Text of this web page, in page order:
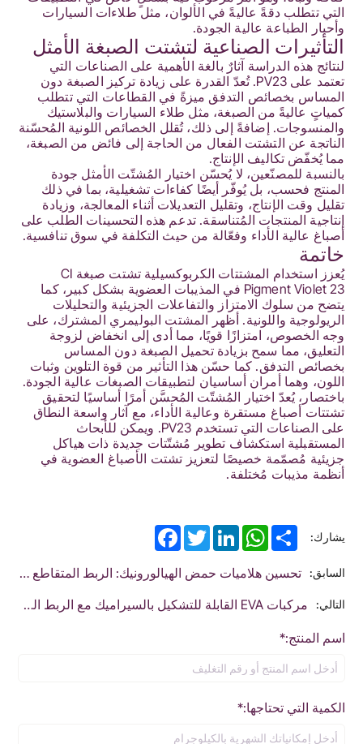
التي تتطلب دقةً عاليةً في الألوان، مثل طلاءات السيارات
وأحبار الطباعة عالية الجودة.
التأثيرات الصناعية لتشتت الصبغة الأمثل
لنتائج هذه الدراسة آثارٌ بالغة الأهمية على الصناعات التي
تعتمد على PV23. تُعدّ القدرة على زيادة تركيز الصبغة دون
المساس بخصائص التدفق ميزةً في القطاعات التي تتطلب
كمياتٍ عاليةً من الصبغة، مثل طلاء السيارات والبلاستيك
والمنسوجات. إضافةً إلى ذلك، تُقلل الخصائص اللونية المُحسّنة
الناتجة عن التشتت الفعال من الحاجة إلى فائض من الصبغة،
مما يُخفّض تكاليف الإنتاج.
بالنسبة للمصنّعين، لا يُحسّن اختيار المُشتّت الأمثل جودة
المنتج فحسب، بل يُوفّر أيضًا كفاءات تشغيلية، بما في ذلك
تقليل وقت الإنتاج، وتقليل التعديلات أثناء المعالجة، وزيادة
إنتاجية المنتجات المُتناسقة. تدعم هذه التحسينات الطلب على
أصباغ عالية الأداء وفعّالة من حيث التكلفة في سوق تنافسية.
خاتمة
يُعزز استخدام المشتتات الكربوكسيلية تشتت صبغة CI
Pigment Violet 23 في المذيبات العضوية بشكل كبير، كما
يتضح من سلوك الامتزاز والتفاعلات الجزيئية والتحليلات
الريولوجية واللونية. أظهر المشتت البوليمري المشترك، على
وجه الخصوص، امتزازًا قويًا، مما أدى إلى انخفاض لزوجة
التعليق، مما سمح بزيادة تحميل الصبغة دون المساس
بخصائص التدفق. كما حسّن هذا التأثير من قوة التلوين وثبات
اللون، وهما أمران أساسيان لتطبيقات الصبغات عالية الجودة.
باختصار، يُعدّ اختيار المُشتّت المُحسَّن أمرًا أساسيًا لتحقيق
تشتتات أصباغ مستقرة وعالية الأداء، مع آثار واسعة النطاق
على الصناعات التي تستخدم PV23. ويمكن للأبحاث
المستقبلية استكشاف تطوير مُشتّتات جديدة ذات هياكل
جزيئية مُصمّمة خصيصًا لتعزيز تشتت الأصباغ العضوية في
أنظمة مذيبات مُختلفة.
يشارك: FacebookTwitterLinkedIn
WhatsAppShare
السابق: تحسين هلاميات حمض الهيالورونيك: الربط المتقاطع على دفعات صغيرة باستخدام BDDE
التالي: مركبات EVA القابلة للتشكيل بالسيراميك مع الربط المتقاطع ثلاثي الأبعاد
اسم المنتج:*
الكمية التي تحتاجها:*